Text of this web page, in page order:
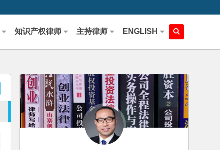
知识产权律师 主持律师 ENGLISH